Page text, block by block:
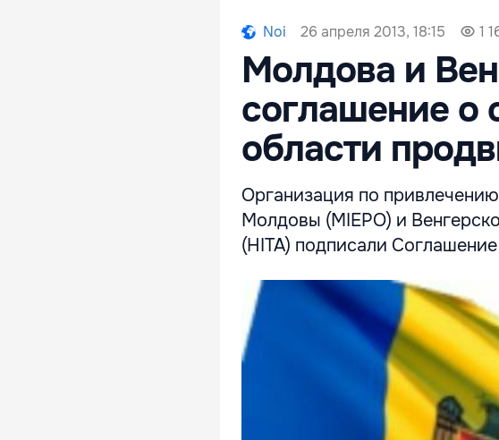
Noi 26 апреля 2013, 18:15 1
Молдова и
соглашение о
области
Организация по
Молдовы (MIEPO) и
(HITA) подписали